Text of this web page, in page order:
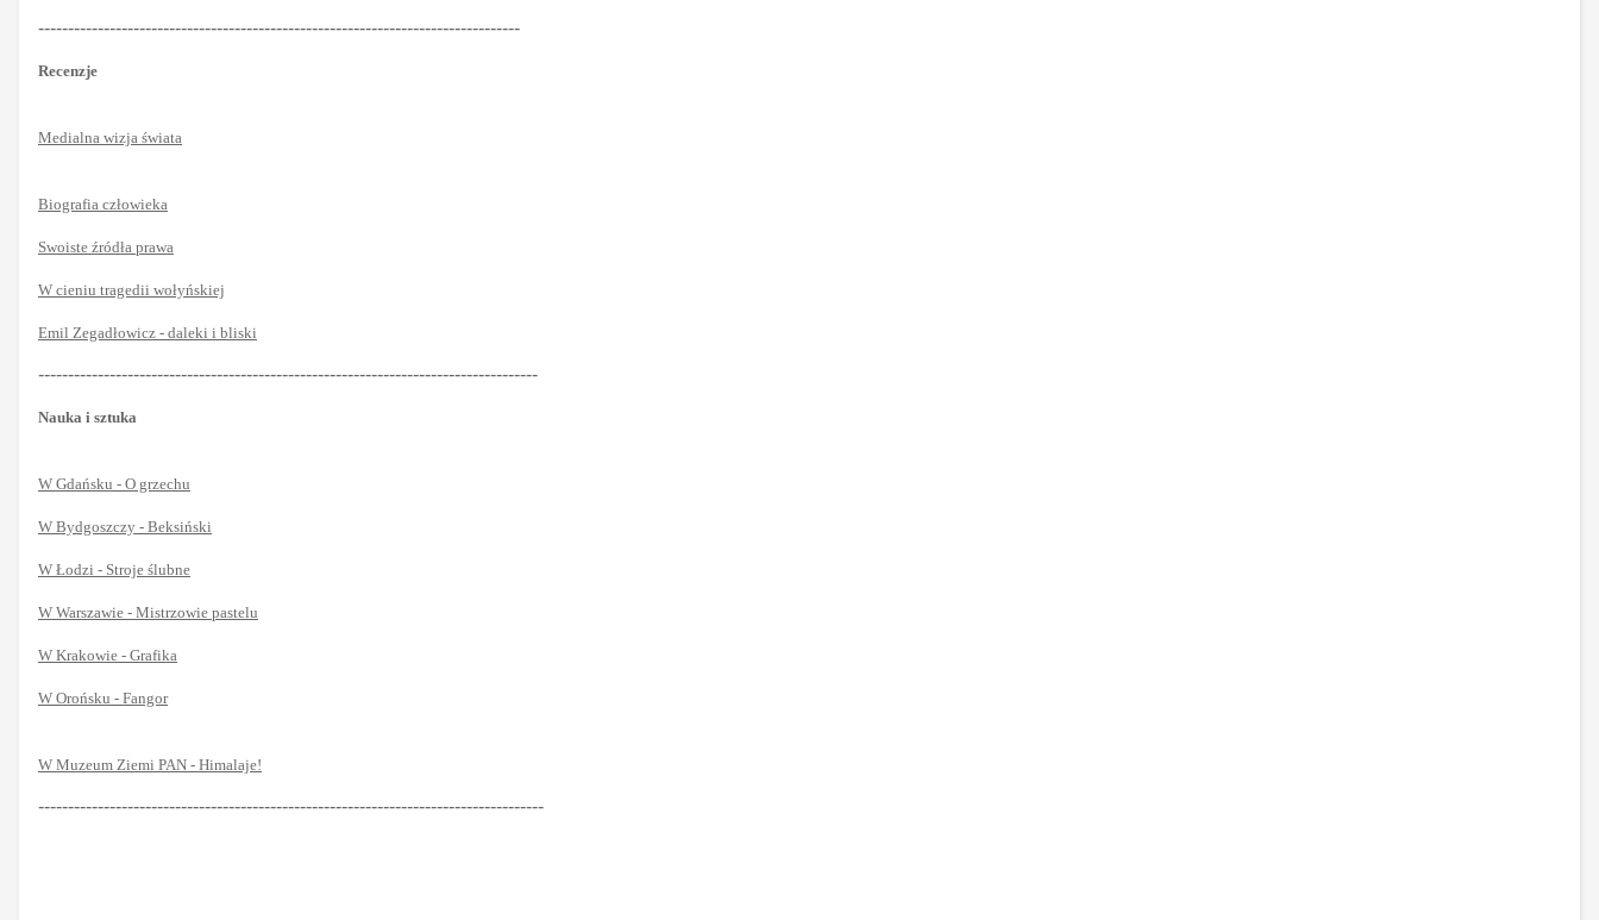
---------------------------------------------------------------------------------
Recenzje
Medialna wizja świata
Biografia człowieka
Swoiste źródła prawa
W cieniu tragedii wołyńskiej
Emil Zegadłowicz - daleki i bliski
------------------------------------------------------------------------------------
Nauka i sztuka
W Gdańsku - O grzechu
W Bydgoszczy - Beksiński
W Łodzi - Stroje ślubne
W Warszawie - Mistrzowie pastelu
W Krakowie - Grafika
W Orońsku - Fangor
W Muzeum Ziemi PAN - Himalaje!
-------------------------------------------------------------------------------------